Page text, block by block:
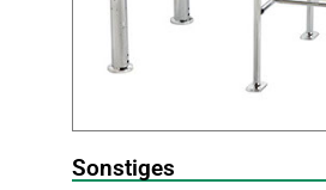
Sonstiges